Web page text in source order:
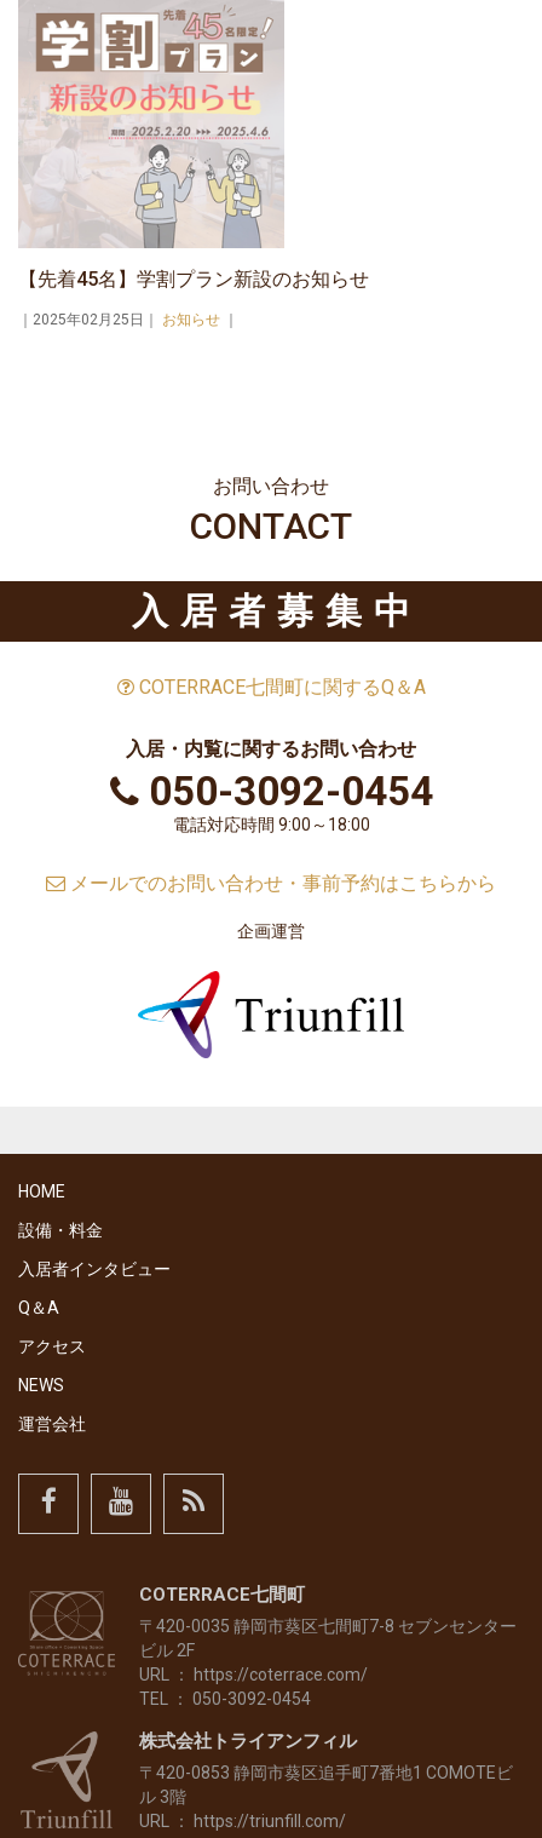
【先着45名】学割プラン新設のお知らせ
｜2025年02月25日｜ お知らせ
お問い合わせ
CONTACT
入居者募集中
COTERRACE七間町に関するQ＆A
入居・内覧に関するお問い合わせ
050-3092-0454
電話対応時間 9:00～18:00
メールでのお問い合わせ・事前予約はこちらから
企画運営
HOME
設備・料金
入居者インタビュー
Q＆A
アクセス
NEWS
運営会社
COTERRACE七間町
〒420-0035 静岡市葵区七間町7-8 セブンセンター
ビル 2F
URL ：
https://coterrace.com/
TEL ： 050-3092-0454
株式会社トライアンフィル
〒420-0853 静岡市葵区追手町7番地1 COMOTEビ
ル 3階
URL ：
https://triunfill.com/